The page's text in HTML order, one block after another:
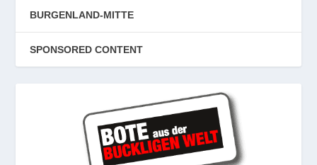
BURGENLAND-MITTE
SPONSORED CONTENT